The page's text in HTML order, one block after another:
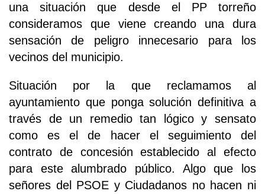
una situación que desde el PP torreño
consideramos que viene creando una dura
sensación de peligro innecesario para los
vecinos del municipio.
Situación por la que reclamamos al
ayuntamiento que ponga solución definitiva a
través de un remedio tan lógico y sensato
como es el de hacer el seguimiento del
contrato de concesión establecido al efecto
para este alumbrado público. Algo que los
señores del PSOE y Ciudadanos no hacen ni